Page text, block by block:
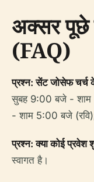
अक्सर पूछे
(FAQ)
प्रश्न: सेंट जोसेफ चर्च
सुबह 9:00 बजे - शाम
- शाम 5:00 बजे
प्रश्न: क्या कोई प्रवेश
स्वागत है।